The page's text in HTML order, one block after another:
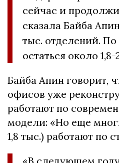
сейчас и
сказала Байба
тыс. отделений.
остаться около 1,8-
Байба Апин говорит,
офисов уже
работают по
модели: «Но еще
1,8 тыс.) работают по